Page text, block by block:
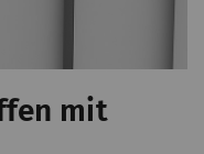
mit
auf